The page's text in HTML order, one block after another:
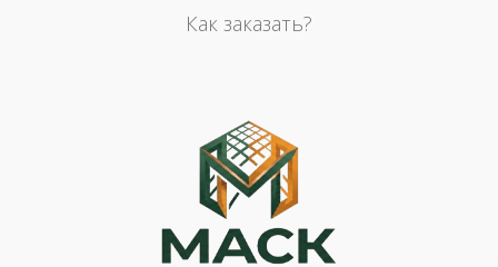
Как заказать?